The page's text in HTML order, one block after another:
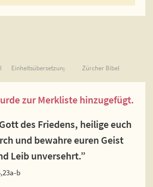
Einheitsübersetzung Zürcher Bibel
zur Merkliste hinzugefügt.
des Friedens, heilige euch
und bewahre euren Geist
Leib unversehrt.”
b